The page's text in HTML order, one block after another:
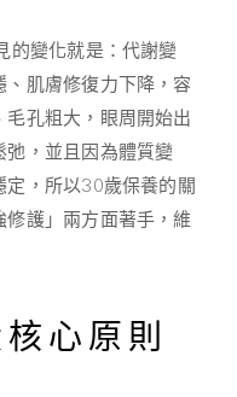
的變化就是： 代謝變
、肌膚修復力下降 ，容
孔粗大，眼周開始出
，並且因為體質變
，所以30歲保養的關
護」兩方面著手，維
心原則